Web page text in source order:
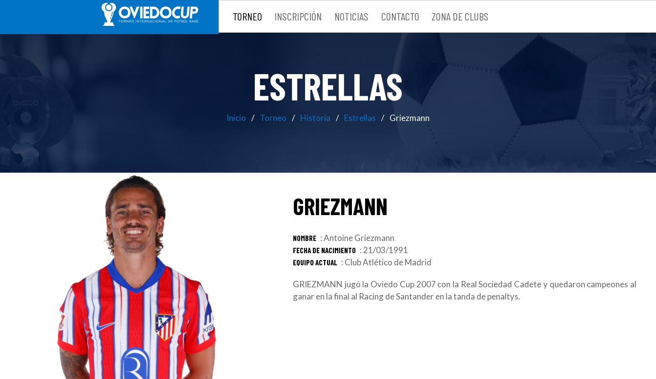
TORNEO INSCRIPCIÓN NOTICIAS CONTACTO ZONA DE CLUBS
ESTRELLAS
Inicio Torneo Historia Estrellas Griezmann
GRIEZMANN
NOMBRE : Antoine Griezmann
FECHA DE NACIMIENTO : 21/03/1991
EQUIPO ACTUAL : Club Atlético de Madrid
GRIEZMANN jugó la Oviedo Cup 2007 con la Real Sociedad Cadete y quedaron campeones al
ganar en la final al Racing de Santander en la tanda de penaltys.